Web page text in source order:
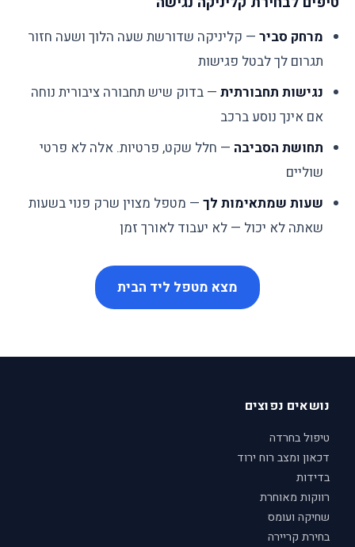
מרחק סביר — קליניקה שדורשת שעה הלוך ושעה חזור
תגרום לך לבטל פגישות
נגישות תחבורתית — בדוק שיש תחבורה ציבורית נוחה
אם אינך נוסע ברכב
תחושת הסביבה — חלל שקט, פרטיות. אלה לא פרטי
שוליים
שעות שמתאימות לך — מטפל מצוין שרק פנוי בשעות
שאתה לא יכול — לא יעבוד לאורך זמן
מצא מטפל ליד הבית
נושאים נפוצים
טיפול בחרדה
דכאון ומצב רוח ירוד
בדידות
רווקות מאוחרת
שחיקה ועומס
בחירת קריירה